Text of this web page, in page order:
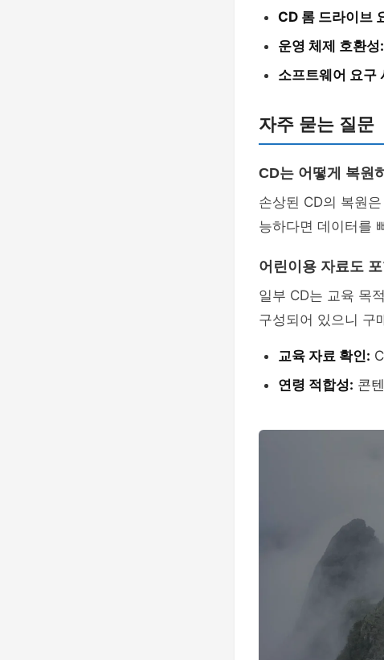
CD 롬 드라이브
운영 체제 호환성:
소프트웨어 요구
자주 묻는 질문
CD는 어떻게 복원
손상된 CD의 복원
능하다면 데이터를
어린이용 자료도
일부 CD는 교육 목
구성되어 있으니 구
교육 자료 확인:
연령 적합성: 콘